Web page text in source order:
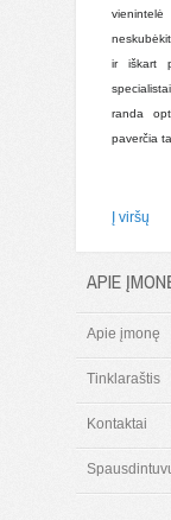
ir iškart
randa
paverčia
Į viršų
APIE
Apie įmonę
Tinklaraštis
Kontaktai